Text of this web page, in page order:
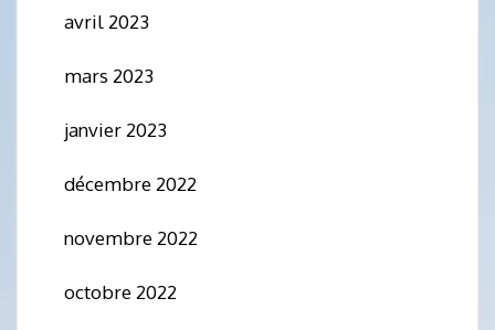
avril 2023
mars 2023
janvier 2023
décembre 2022
novembre 2022
octobre 2022